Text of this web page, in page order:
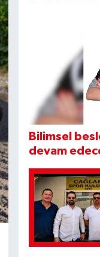
Bilimsel
devam